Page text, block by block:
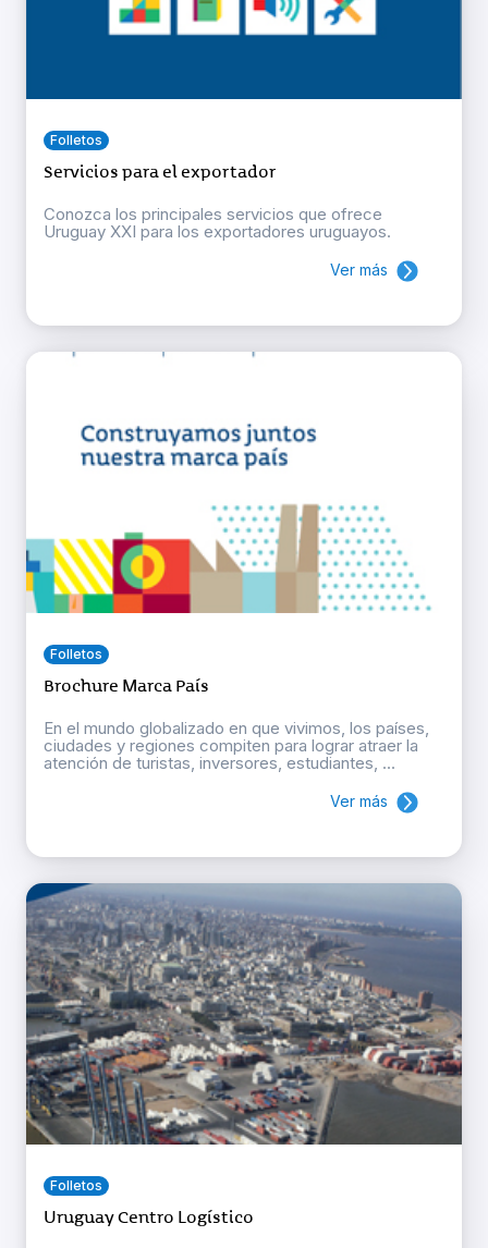
Folletos
Servicios para el exportador
Conozca los principales servicios que ofrece
Uruguay XXI para los exportadores uruguayos.
Ver más
Folletos
Brochure Marca País
En el mundo globalizado en que vivimos, los países,
ciudades y regiones compiten para lograr atraer la
atención de turistas, inversores, estudiantes, ...
Ver más
Folletos
Uruguay Centro Logístico